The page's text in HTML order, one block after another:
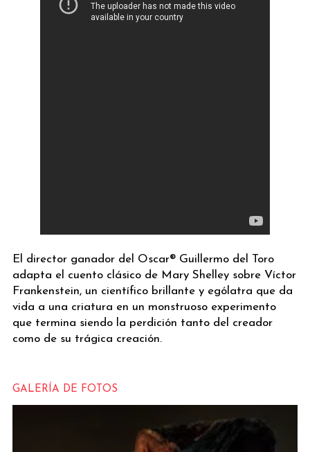
El director ganador del Oscar® Guillermo del Toro
adapta el cuento clásico de Mary Shelley sobre Víctor
Frankenstein, un científico brillante y ególatra que da
vida a una criatura en un monstruoso experimento
que termina siendo la perdición tanto del creador
como de su trágica creación.
GALERÍA DE FOTOS